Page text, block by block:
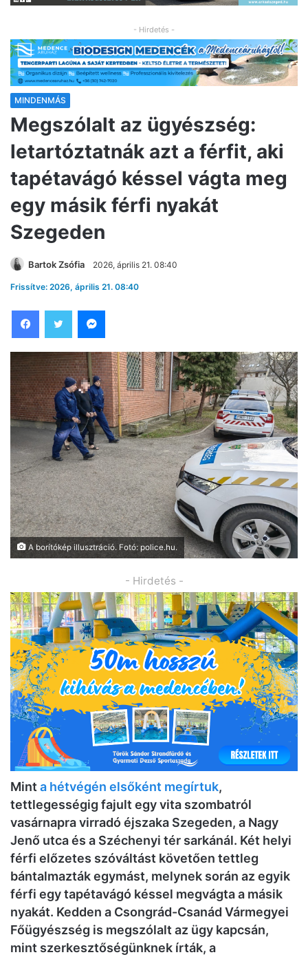
- Hirdetés -
MINDENMÁS
Megszólalt az ügyészség:
letartóztatnák azt a férfit, aki
tapétavágó késsel vágta meg
egy másik férfi nyakát
Szegeden
Bartok Zsófia 2026, április 21. 08:40
Frissítve: 2026, április 21. 08:40
A borítókép illusztráció. Fotó: police.hu.
- Hirdetés -
Mint a hétvégén elsőként megírtuk,
tettlegességig fajult egy vita szombatról
vasárnapra virradó éjszaka Szegeden, a Nagy
Jenő utca és a Széchenyi tér sarkánál. Két helyi
férfi előzetes szóváltást követően tettleg
bántalmazták egymást, melynek során az egyik
férfi egy tapétavágó késsel megvágta a másik
nyakát. Kedden a Csongrád-Csanád Vármegyei
Főügyészség is megszólalt az ügy kapcsán,
mint szerkesztőségünknek írták, a